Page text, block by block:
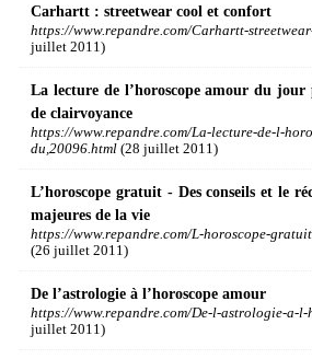
Carhartt : streetwear cool et confort
https://www.repandre.com/Carhartt-
juillet 2011)
La lecture de l’horoscope amour du jour
de clairvoyance
https://www.repandre.com/La-lecture-de-l-
du,20096.html (28 juillet 2011)
L’horoscope gratuit - Des conseils et le
majeures de la vie
https://www.repandre.com/L-horoscope-
(26 juillet 2011)
De l’astrologie à l’horoscope amour
https://www.repandre.com/De-l-astrologie-a-l-
juillet 2011)